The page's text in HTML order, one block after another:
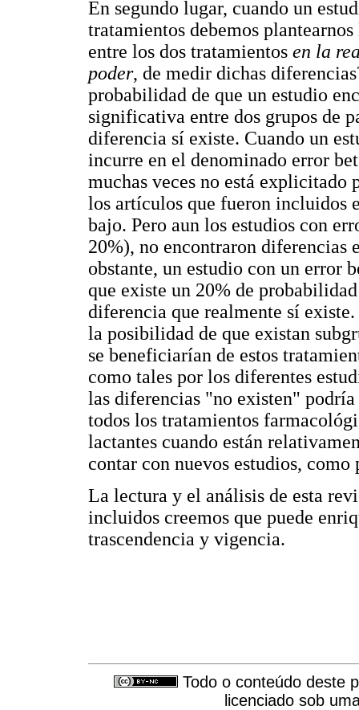
En segundo lugar, cuando un
tratamientos debemos
entre los dos tratamientos en la
poder, de medir dichas
probabilidad de que un estudio
significativa entre dos grupos de
diferencia sí existe. Cuando un
incurre en el denominado error
muchas veces no está explicitado
los artículos que fueron incluidos
bajo. Pero aun los estudios con
20%), no encontraron diferencias
obstante, un estudio con un error
que existe un 20% de
diferencia que realmente sí
la posibilidad de que existan
se beneficiarían de estos
como tales por los diferentes
las diferencias "no existen"
todos los tratamientos
lactantes cuando están
contar con nuevos estudios, como
La lectura y el análisis de esta
incluidos creemos que puede
trascendencia y vigencia.
Todo o conteúdo deste
licenciado sob